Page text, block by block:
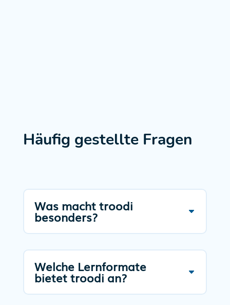
Häufig gestellte Fragen
Was macht troodi
besonders?
Welche Lernformate
bietet troodi an?